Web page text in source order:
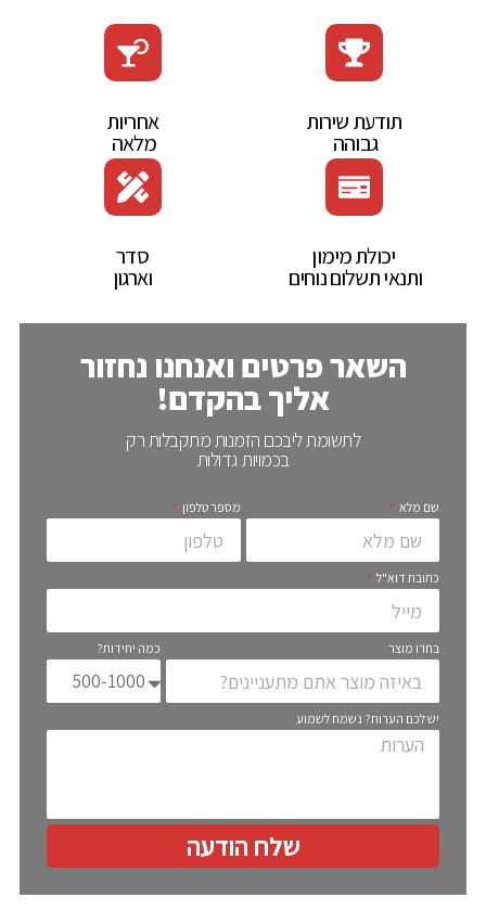
תודעת‭ ‬שירות‭
‬גבוהה‭ ‬
אחריות‭
‬מלאה‭ ‬
יכולת‭ ‬מימון‭
‬ותנאי‭ ‬תשלום‭ ‬נוחים‭ ‬
סדר‭
‬וארגון
השאר פרטים ואנחנו נחזור
אליך בהקדם!
לתשומת ליבכם הזמנות מתקבלות רק
בכמויות גדולות
שם מלא מספר טלפון
כתובת דוא"ל
בחרו מוצר כמה יחידות?
יש לכם הערות? נשמח לשמוע
שלח הודעה